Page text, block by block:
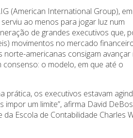
(American International Group),
ao menos para jogar luz num
de grandes executivos que,
movimentos no mercado
americanas consigam avançar
o modelo, em que até o
prática, os executivos estavam
um limite”, afirma David
Escola de Contabilidade Charles